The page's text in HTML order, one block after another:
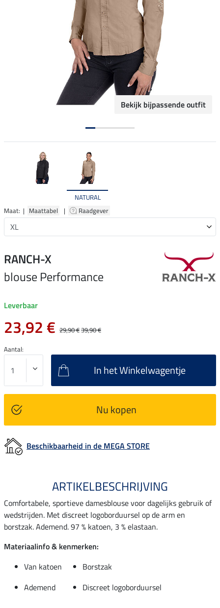
Bekijk bijpassende outfit
NATURAL
Maat: | Maattabel | Raadgever
RANCH-X
blouse Performance
Leverbaar
23,92 € 29,90 €39,90 €
Aantal:
In het Winkelwagentje
Nu kopen
Beschikbaarheid in de MEGA STORE
ARTIKELBESCHRIJVING
Comfortabele, sportieve damesblouse voor dagelijks gebruik of
wedstrijden. Met discreet logoborduursel op de arm en
borstzak. Ademend. 97 % katoen, 3 % elastaan.
Materiaalinfo & kenmerken:
Van katoen
Borstzak
Ademend
Discreet logoborduursel